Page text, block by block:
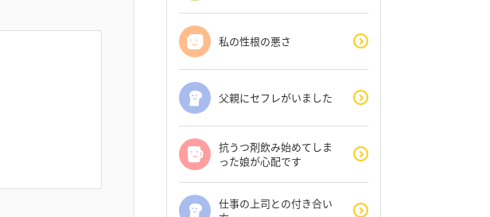
私の性根の悪さ
父親にセフレがいました
抗うつ剤飲み始めてしま
った娘が心配です
仕事の上司との付き合い